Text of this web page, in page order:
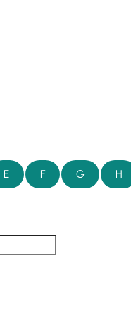
E F G H